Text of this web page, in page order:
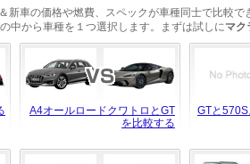
新車の価格や燃費、スペックが車種同士で比較で
中から車種を１つ選択します。まずは試しにマク
A4オールロードクワトロとGT
を比較する
GTと